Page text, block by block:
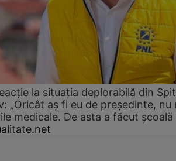
la situația deplorabilă din
„Oricât aș fi eu de președinte, nu
medicale. De asta a făcut școală